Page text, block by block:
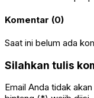
Komentar (0)
Saat ini belum ada
Silahkan tulis
Email Anda tidak